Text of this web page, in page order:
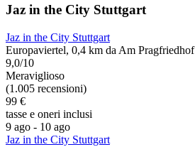
Jaz in the City Stuttgart
Jaz in the City Stuttgart
Europaviertel, 0,4 km da Am Pragfriedhof
9,0/10
Meraviglioso
(1.005 recensioni)
99 €
tasse e oneri inclusi
9 ago - 10 ago
Jaz in the City Stuttgart